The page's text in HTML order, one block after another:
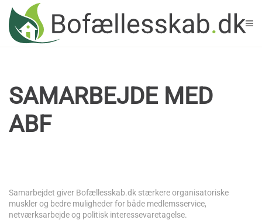
Skip to main content
SAMARBEJDE MED
ABF
Samarbejdet giver Bofællesskab.dk stærkere organisatoriske
muskler og bedre muligheder for både medlemsservice,
netværksarbejde og politisk interessevaretagelse.